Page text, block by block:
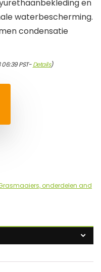
en
waterbescherming.
condensatie
PST-Details)
onderdelen and